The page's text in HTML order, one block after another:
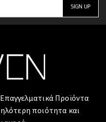
Προϊόντα
ποιότητα και